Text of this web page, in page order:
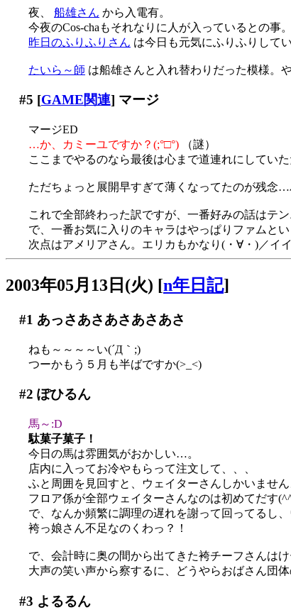
夜、 船雄さん から入電有。
今夜のCos-chaもそれなりに人が入っているとの事。
昨日のふりふりさん は今日も元気にふりふりして
たいら～師 は船雄さんと入れ替わりだった模様。
#5 [GAME関連] マージ
マージED
…か、カミーユですか？(;°□°) （謎）
ここまでやるのなら最後は心まで道連れにしてい
ただちょっと展開早すぎて薄くなってたのが残念…
これで全部終わった訳ですが、一番好みの話はテン
で、一番お気に入りのキャラはやっぱりファムと
次点はアメリアさん。エリカもかなり(・∀・)／イ
2003年05月13日(火) [n年日記]
#1 あっさあさあさあさあさ
ねも～～～～い(´Д｀;)
つーかもう５月も半ばですか(>_<)
#2 ぽひるん
馬～:D
駄菓子菓子！
今日の馬は雰囲気がおかしい…。
店内に入ってお冷やもらって注文して、、、
ふと周囲を見回すと、ウェイターさんしかいません
フロア係が全部ウェイターさんなのは初めてだす
で、なんか頻繁に調理の遅れを謝って回ってるし
袴っ娘さん不足なのくわっ？！
で、会計時に奥の間から出てきた袴チーフさんはけ
大声の笑い声から察するに、どうやらおばさん団
#3 よるるん